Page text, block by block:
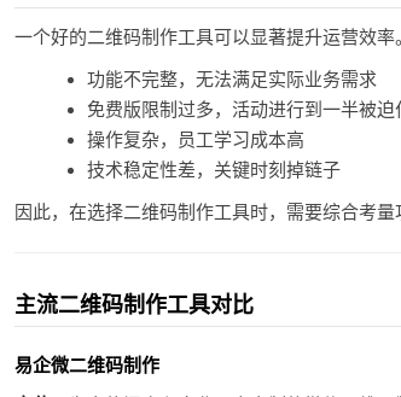
一个好的二维码制作工具可以显著提升运营效
功能不完整，无法满足实际业务需求
免费版限制过多，活动进行到一半被迫
操作复杂，员工学习成本高
技术稳定性差，关键时刻掉链子
因此，在选择二维码制作工具时，需要综合考量
主流二维码制作工具对比
易企微二维码制作